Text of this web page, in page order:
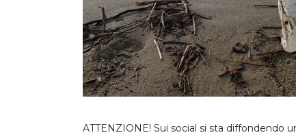
ATTENZIONE! Sui social si sta diffondendo